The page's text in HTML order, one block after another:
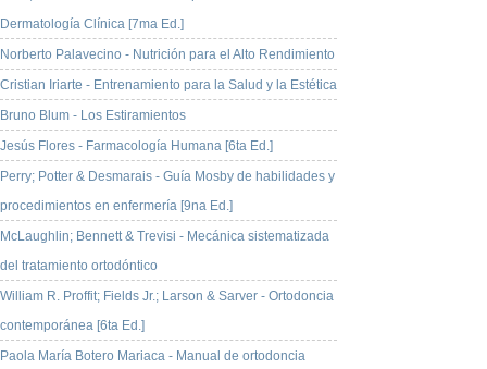
Dermatología Clínica [7ma Ed.]
Norberto Palavecino - Nutrición para el Alto Rendimiento
Cristian Iriarte - Entrenamiento para la Salud y la Estética
Bruno Blum - Los Estiramientos
Jesús Flores - Farmacología Humana [6ta Ed.]
Perry; Potter & Desmarais - Guía Mosby de habilidades y
procedimientos en enfermería [9na Ed.]
McLaughlin; Bennett & Trevisi - Mecánica sistematizada
del tratamiento ortodóntico
William R. Proffit; Fields Jr.; Larson & Sarver - Ortodoncia
contemporánea [6ta Ed.]
Paola María Botero Mariaca - Manual de ortodoncia